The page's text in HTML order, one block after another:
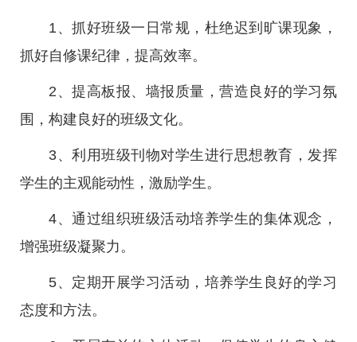
1、抓好班级一日常规，杜绝迟到旷课现象，
抓好自修课纪律，提高效率。
2、提高板报、墙报质量，营造良好的学习氛
围，构建良好的班级文化。
3、利用班级刊物对学生进行思想教育，发挥
学生的主观能动性，激励学生。
4、通过组织班级活动培养学生的集体观念，
增强班级凝聚力。
5、定期开展学习活动，培养学生良好的学习
态度和方法。